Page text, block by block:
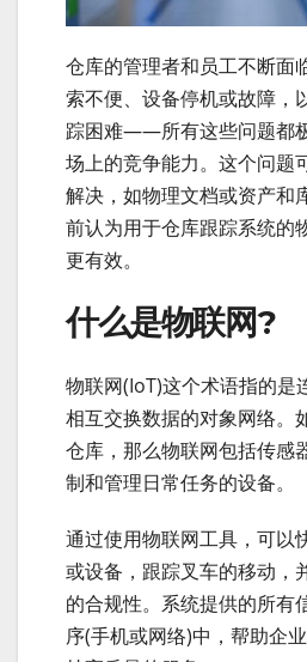
仓库的管理者和员工不断面
索不便、设备停机或故障，
踪困难——所有这些问题都
场上的竞争能力。这个问题
解决，如物理文档或资产和
前认为用于仓库跟踪系统的
更有效。
什么是物联网?
物联网(IoT)这个术语指的是
相互交换数据的对象网络。
仓库，那么物联网包括传感
制和管理日常任务的设备。
通过使用物联网工具，可以
或设备，跟踪叉车的移动，
的合规性。系统提供的所有
序(手机或网络)中，帮助企